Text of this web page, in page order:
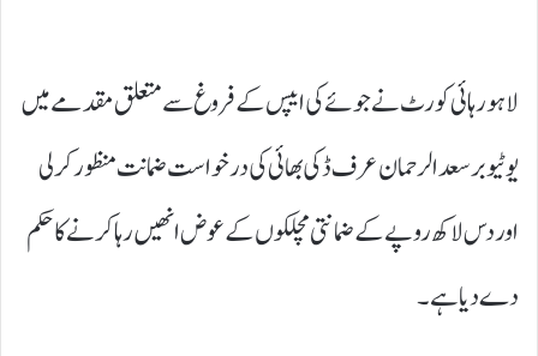
لاہور ہائی کورٹ نے جوئے کی ایپس کے فروغ سے متعلق مقدمے میں
یوٹیوبر سعد الرحمان عرف ڈکی بھائی کی درخواست ضمانت منظور کرلی
اور دس لاکھ روپے کے ضمانتی مچلکوں کے عوض انھیں رہا کرنے کا حکم
دے دیا ہے۔